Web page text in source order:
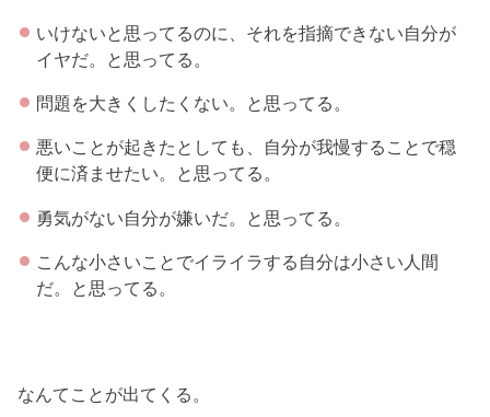
いけないと思ってるのに、それを指摘できない自分が
イヤだ。と思ってる。
問題を大きくしたくない。と思ってる。
悪いことが起きたとしても、自分が我慢することで穏
便に済ませたい。と思ってる。
勇気がない自分が嫌いだ。と思ってる。
こんな小さいことでイライラする自分は小さい人間
だ。と思ってる。
なんてことが出てくる。